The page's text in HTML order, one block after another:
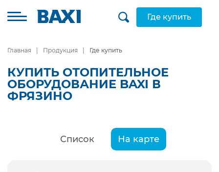
Где купить
Главная Продукция Где купить
КУПИТЬ ОТОПИТЕЛЬНОЕ
ОБОРУДОВАНИЕ BAXI В
ФРЯЗИНО
Список На карте